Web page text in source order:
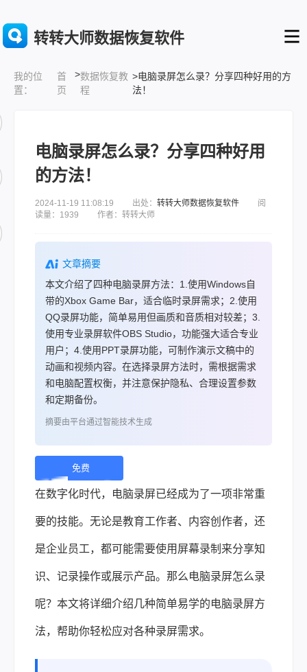
转转大师数据恢复软件
我的位
置：
首
页
>数据恢复教
程
>电脑录屏怎么录？分享四种好用的方
法！
电脑录屏怎么录？分享四种好用
的方法！
2024-11-19 11:08:19 出处： 转转大师数据恢复软件 阅
读量：1939 作者：转转大师
文章摘要
本文介绍了四种电脑录屏方法：1.使用Windows自
带的Xbox Game Bar，适合临时录屏需求；2.使用
QQ录屏功能，简单易用但画质和音质相对较差；3.
使用专业录屏软件OBS Studio，功能强大适合专业
用户；4.使用PPT录屏功能，可制作演示文稿中的
动画和视频内容。在选择录屏方法时，需根据需求
和电脑配置权衡，并注意保护隐私、合理设置参数
和定期备份。
摘要由平台通过智能技术生成
免费
下
载 |
在数字化时代，电脑录屏已经成为了一项非常重
要的技能。无论是教育工作者、内容创作者，还
是企业员工，都可能需要使用屏幕录制来分享知
识、记录操作或展示产品。那么电脑录屏怎么录
呢？本文将详细介绍几种简单易学的电脑录屏方
法，帮助你轻松应对各种录屏需求。